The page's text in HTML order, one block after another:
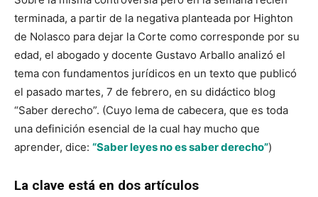
terminada, a partir de la negativa planteada por Highton
de Nolasco para dejar la Corte como corresponde por su
edad, el abogado y docente Gustavo Arballo analizó el
tema con fundamentos jurídicos en un texto que publicó
el pasado martes, 7 de febrero, en su didáctico blog
“Saber derecho”. (Cuyo lema de cabecera, que es toda
una definición esencial de la cual hay mucho que
aprender, dice: “Saber leyes no es saber derecho”)
La clave está en dos artículos